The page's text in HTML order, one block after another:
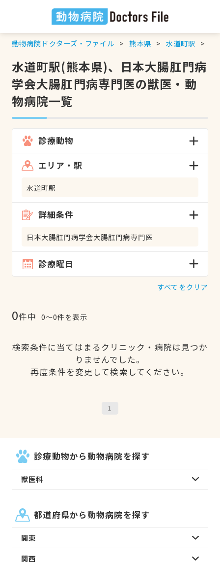
動物病院ドクターズ・ファイル 熊本県 水道町駅
水道町駅(熊本県)、日本大腸肛門病
学会大腸肛門病専門医の獣医・動
物病院一覧
診療動物
エリア・駅
水道町駅
詳細条件
日本大腸肛門病学会大腸肛門病専門医
診療曜日
すべてをクリア
0件中 0〜0件を表示
検索条件に当てはまるクリニック・病院は見つか
りませんでした。
再度条件を変更して検索してください。
1
診療動物から動物病院を探す
獣医科
都道府県から動物病院を探す
関東
関西